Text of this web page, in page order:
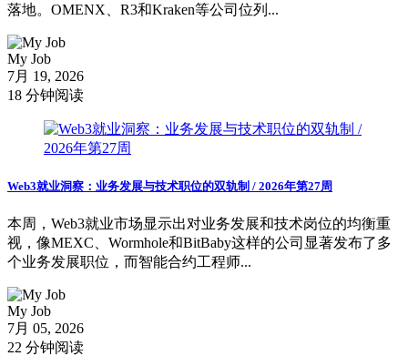
落地。OMENX、R3和Kraken等公司位列...
My Job
7月 19, 2026
18 分钟阅读
Web3就业洞察：业务发展与技术职位的双轨制 / 2026年第27周
本周，Web3就业市场显示出对业务发展和技术岗位的均衡重
视，像MEXC、Wormhole和BitBaby这样的公司显著发布了多
个业务发展职位，而智能合约工程师...
My Job
7月 05, 2026
22 分钟阅读